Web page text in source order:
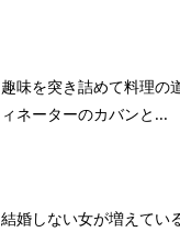
趣味を突き詰めて料理の
ィネーターのカバンと...
結婚しない女が増えてい